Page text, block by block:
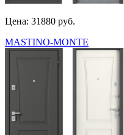
Цена: 31880 руб.
MASTINO-MONTE